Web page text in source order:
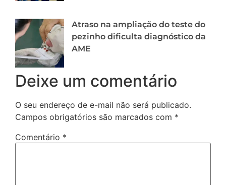
Atraso na ampliação do teste do
pezinho dificulta diagnóstico da
AME
Deixe um comentário
O seu endereço de e-mail não será publicado.
Campos obrigatórios são marcados com *
Comentário *